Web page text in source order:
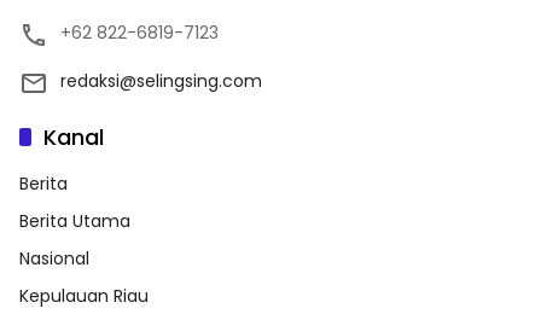
+62 822-6819-7123
redaksi@selingsing.com
Kanal
Berita
Berita Utama
Nasional
Kepulauan Riau